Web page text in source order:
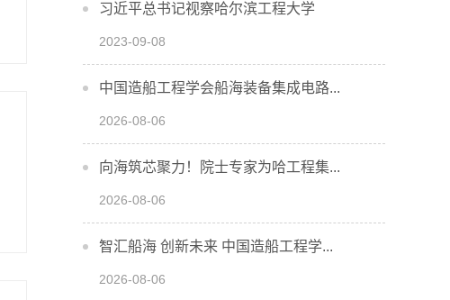
习近平总书记视察哈尔滨工程大学
2023-09-08
中国造船工程学会船海装备集成电路...
2026-08-06
向海筑芯聚力！院士专家为哈工程集...
2026-08-06
智汇船海 创新未来 中国造船工程学...
2026-08-06